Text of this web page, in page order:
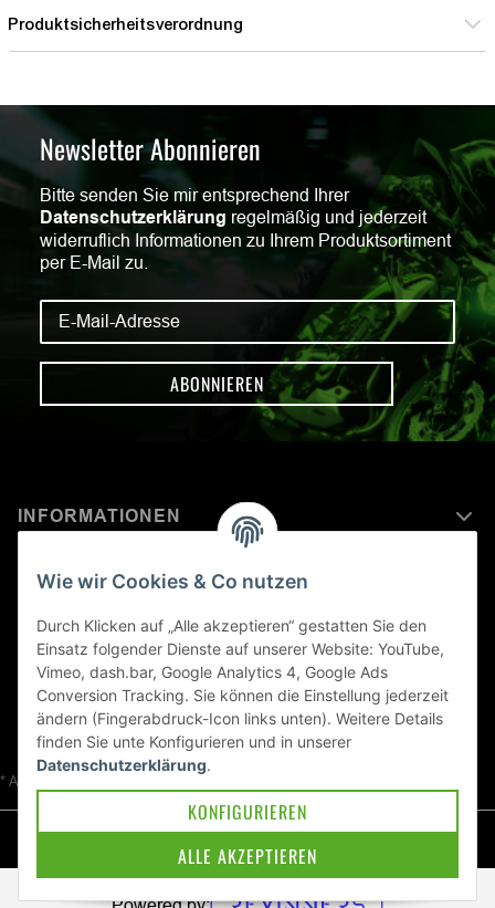
Produktsicherheitsverordnung
Newsletter Abonnieren
Bitte senden Sie mir entsprechend Ihrer
Datenschutzerklärung regelmäßig und jederzeit
widerruflich Informationen zu Ihrem Produktsortiment
per E-Mail zu.
ABONNIEREN
INFORMATIONEN
MEHR ERFAHREN ÜBER
KAWASAKI WELT
Blog
* Alle Preise inkl. gesetzlicher USt., zzgl.
Wie wir Cookies & Co nutzen
Durch Klicken auf „Alle akzeptieren“ gestatten Sie den
Einsatz folgender Dienste auf unserer Website: YouTube,
Vimeo, dash.bar, Google Analytics 4, Google Ads
Conversion Tracking. Sie können die Einstellung jederzeit
ändern (Fingerabdruck-Icon links unten). Weitere Details
finden Sie unte Konfigurieren und in unserer
Datenschutzerklärung.
ALLE AKZEPTIEREN
KONFIGURIEREN